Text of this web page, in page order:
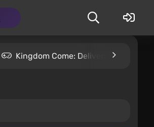
Kingdom Come: Deliverance 2